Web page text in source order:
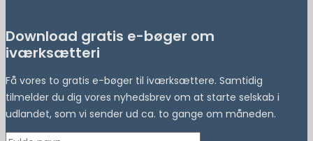
Download gratis e-bøger om
iværksætteri
Få vores to gratis e-bøger til iværksættere. Samtidig
tilmelder du dig vores nyhedsbrev om at starte selskab i
udlandet, som vi sender ud ca. to gange om måneden.